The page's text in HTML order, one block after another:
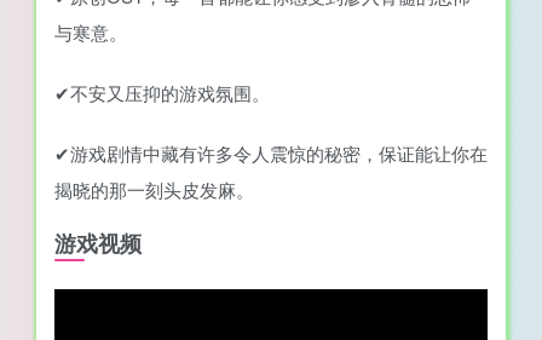
与寒意。
✔不安又压抑的游戏氛围。
✔游戏剧情中藏有许多令人震惊的秘密，保证能让你在
揭晓的那一刻头皮发麻。
游戏视频